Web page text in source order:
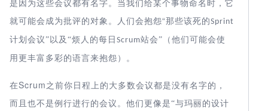
是因为这些会议都有名字。当我们给某个事物命名时，它
就可能会成为批评的对象。人们会抱怨“那些该死的Sprint
计划会议”以及“烦人的每日 Scrum站会”（他们可能会使
用更丰富多彩的语言来抱怨）。
在Scrum 之前你日程上的大多数会议都是没有名字的，
而且也不是例行进行的会议。他们更像是“与玛丽的设计